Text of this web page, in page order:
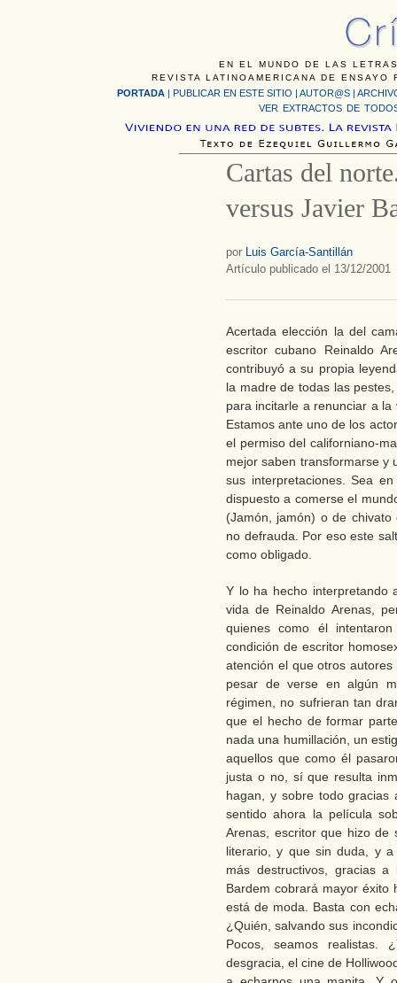
EN EL MUNDO DE LAS
REVISTA LATINOAMERICANA DE
PORTADA | PUBLICAR EN ESTE SITIO | AUTOR@S |
VER EXTRACTOS DE
Cartas del
versus Javier
por Luis García-Santillán
Artículo publicado el 13/12/2001
Acertada elección la del
escritor cubano Reinaldo
contribuyó a su propia
la madre de todas las
para incitarle a renunciar a
Estamos ante uno de los
el permiso del californiano-
mejor saben transformarse y
sus interpretaciones. Sea
dispuesto a comerse el
(Jamón, jamón) o de
no defrauda. Por eso este
como obligado.
Y lo ha hecho interpretando
vida de Reinaldo Arenas,
quienes como él
condición de escritor
atención el que otros
pesar de verse en algún
régimen, no sufrieran tan
que el hecho de formar
nada una humillación, un
aquellos que como él
justa o no, sí que resulta
hagan, y sobre todo gracias
sentido ahora la película
Arenas, escritor que hizo de
literario, y que sin duda, y
más destructivos, gracias
Bardem cobrará mayor
está de moda. Basta con
¿Quién, salvando sus
Pocos, seamos realistas.
desgracia, el cine de